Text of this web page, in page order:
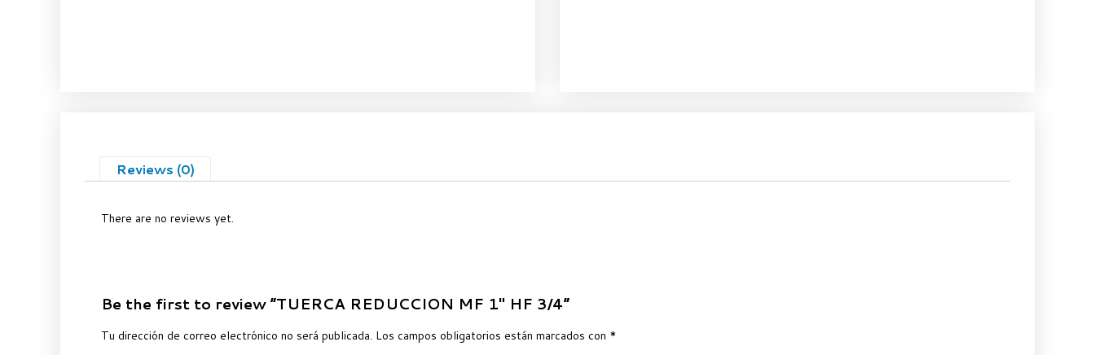
Reviews (0)
There are no reviews yet.
Be the first to review “TUERCA REDUCCION MF 1″ HF 3/4”
Tu dirección de correo electrónico no será publicada. Los campos obligatorios están marcados con *